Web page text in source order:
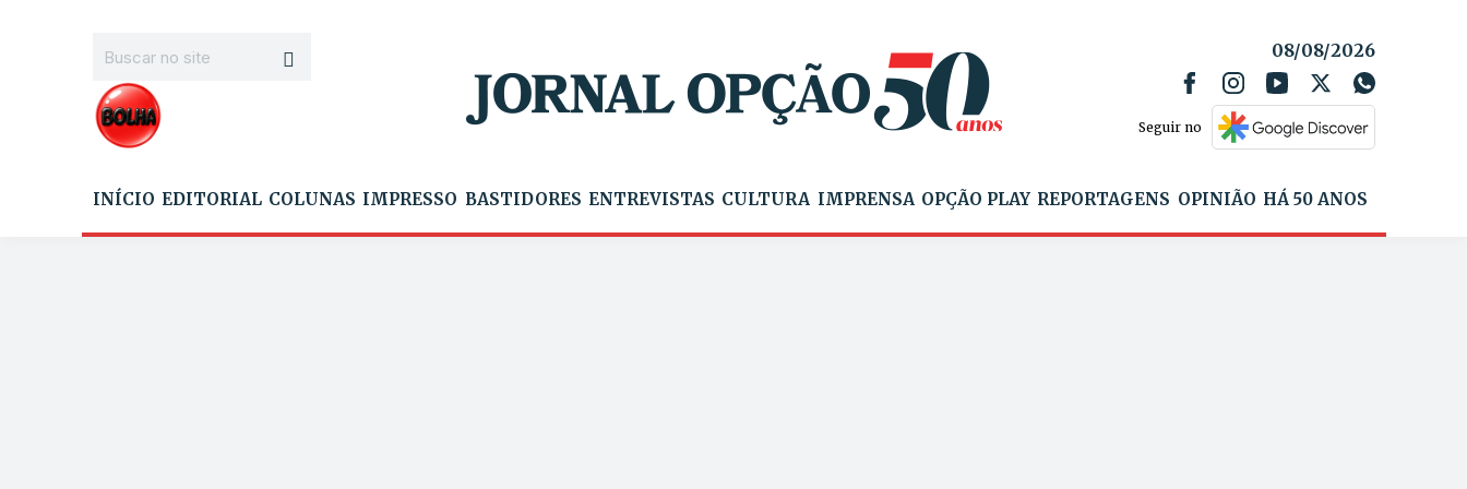
08/08/2026
Seguir no
INÍCIO EDITORIAL COLUNAS IMPRESSO BASTIDORES ENTREVISTAS CULTURA IMPRENSA OPÇÃO PLAY REPORTAGENS OPINIÃO HÁ 50 ANOS